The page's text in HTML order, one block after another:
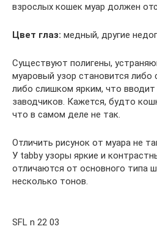
взрослых кошек муар должен
Цвет глаз: медный, другие
Существуют полигены,
муаровый узор становится
либо слишком ярким, что
заводчиков. Кажется, будто
что в самом деле не так.
Отличить рисунок от муара не
У tabby узоры яркие и
отличаются от основного типа
несколько тонов.
SFL n 22 03